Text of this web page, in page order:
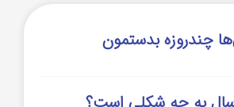
چندروزه بدستمون